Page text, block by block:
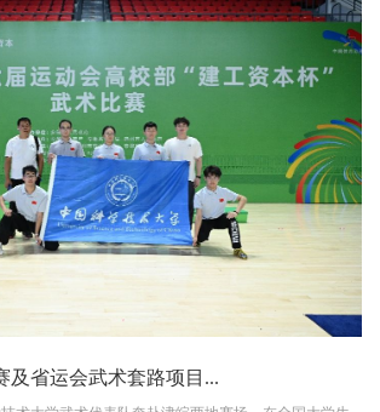
及省运会武术套路项目...